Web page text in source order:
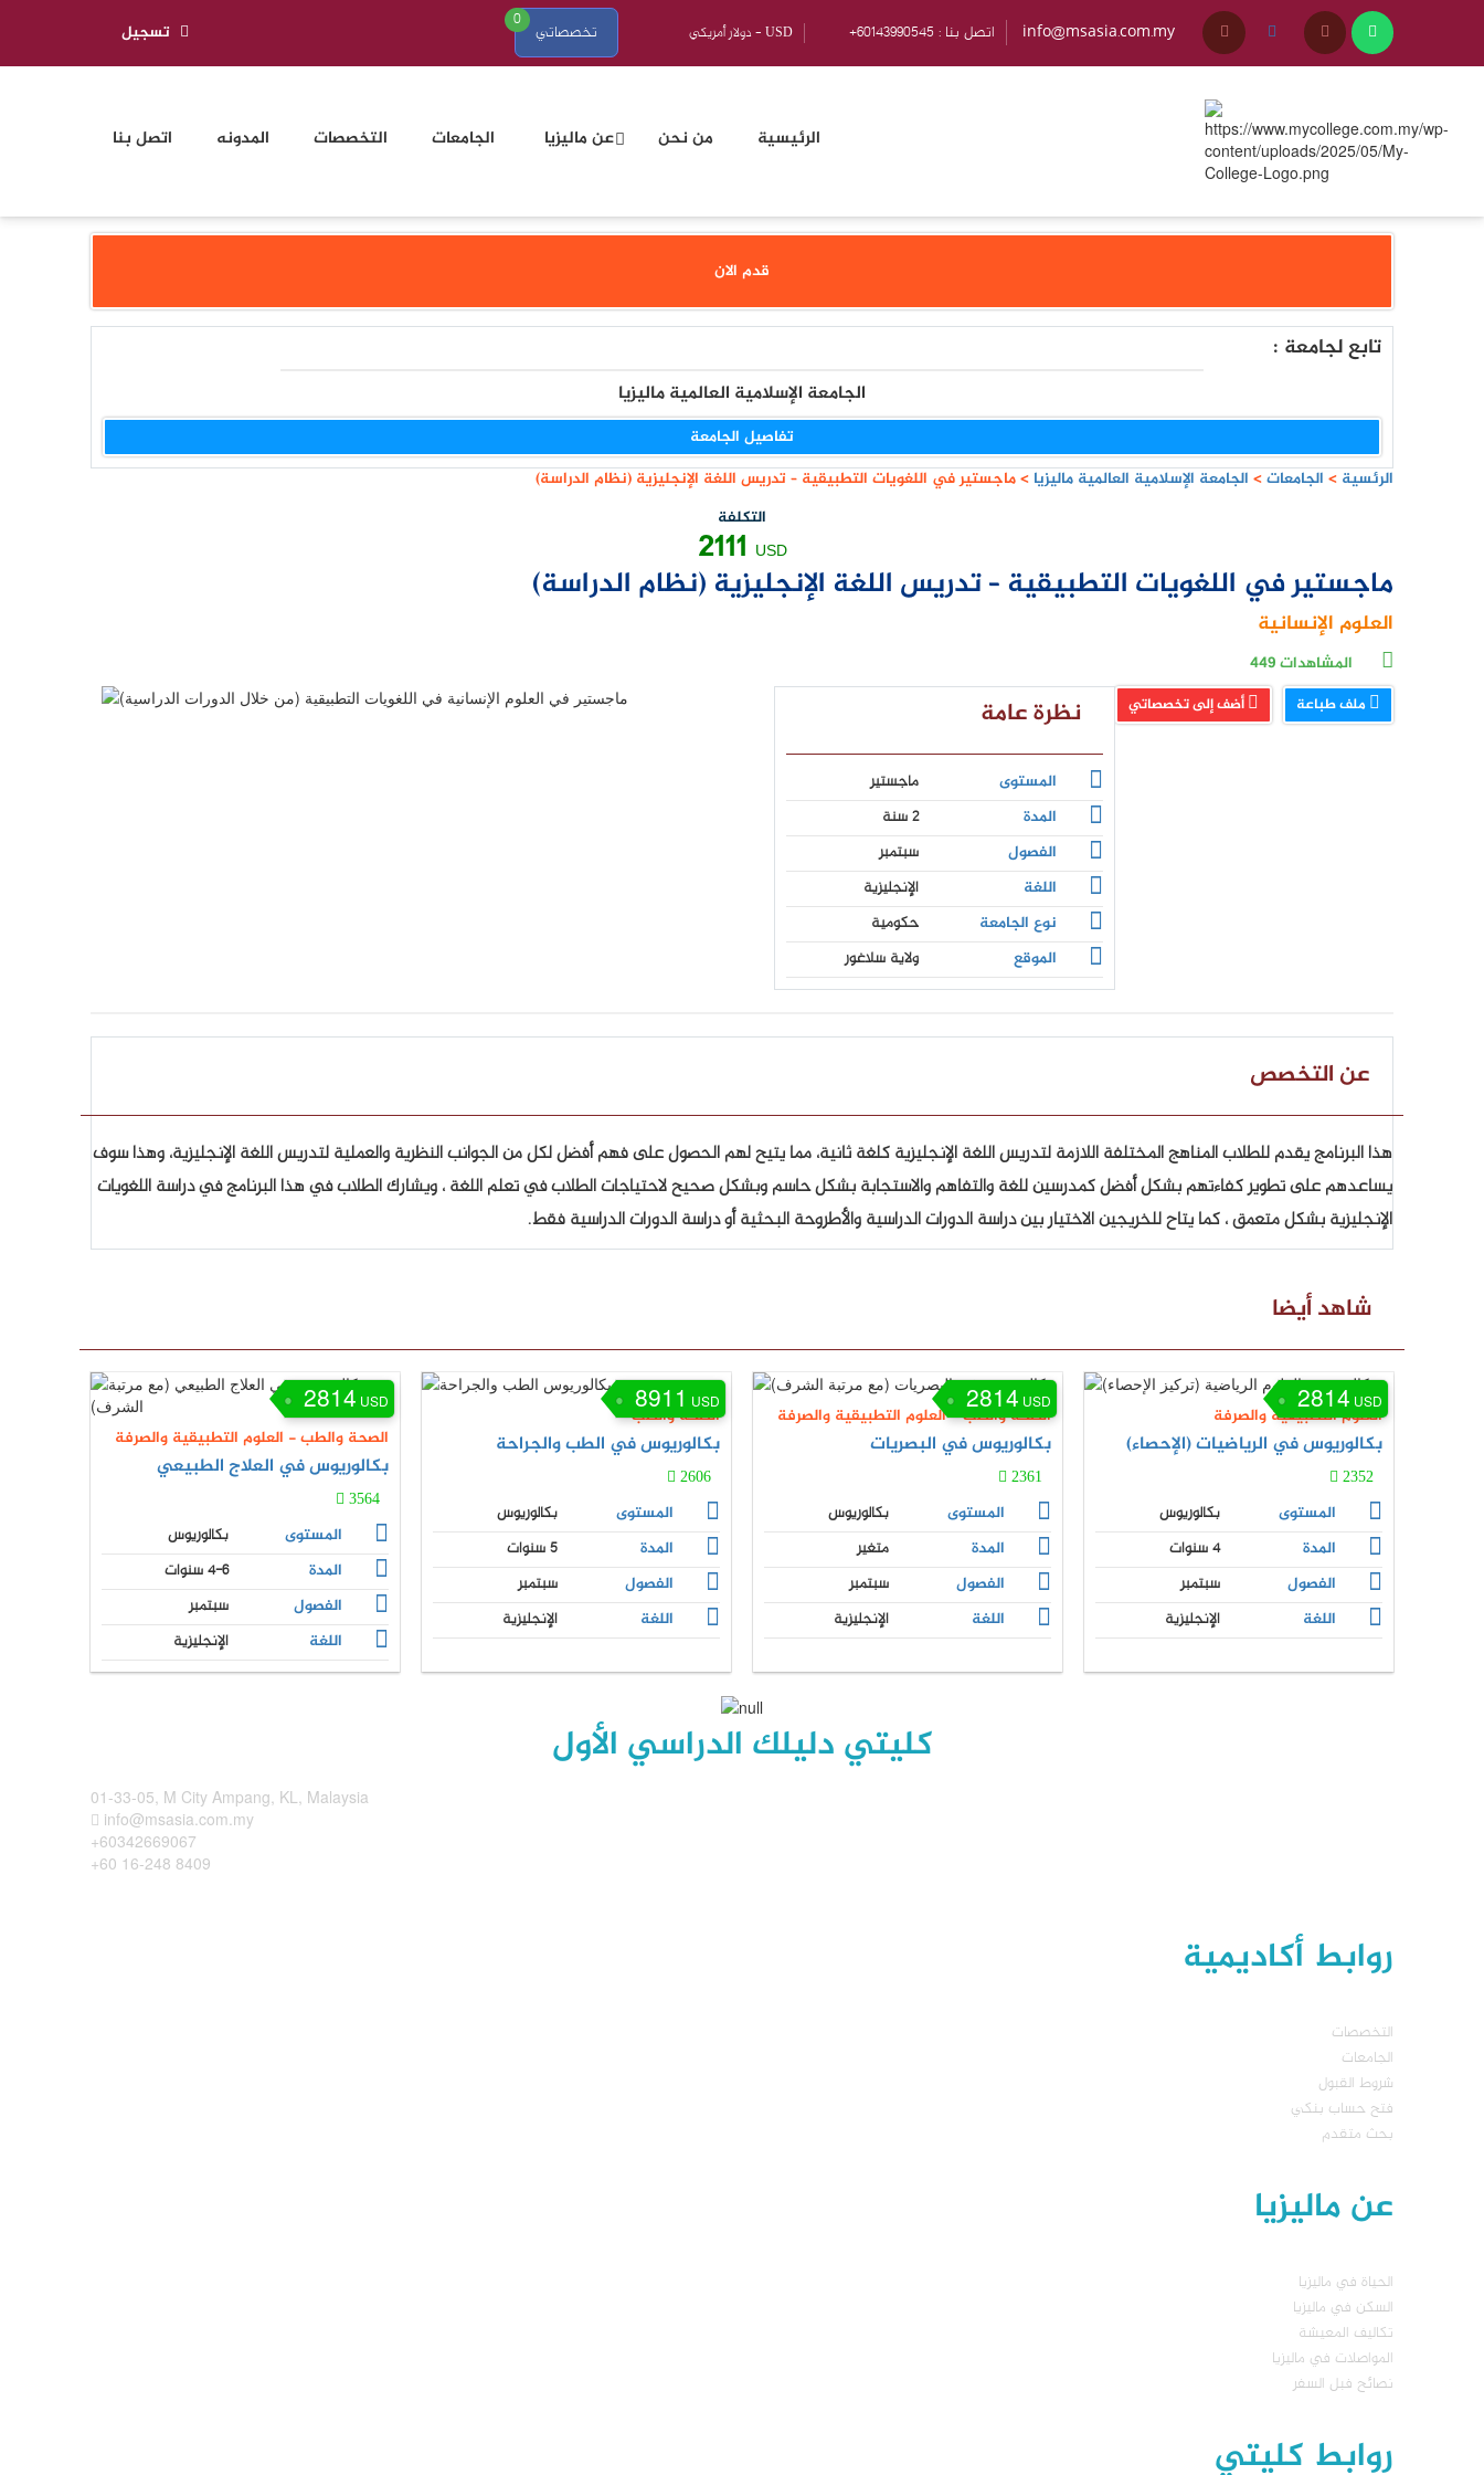
تخصصاتي
0
+60143990545 : اتصل بنا info@msasia.com.my تسجيل
الرئيسية من نحن عن ماليزيا الجامعات التخصصات المدونه اتصل بنا
قدم الان
تابع لجامعة :
الجامعة الإسلامية العالمية ماليزيا
تفاصيل الجامعة
الرئسية > الجامعات> الجامعة الإسلامية العالمية ماليزيا >ماجستير في اللغويات التطبيقية – تدريس اللغة الإنجليزية (نظام الدراسة)
التكلفة
2111 USD
ماجستير في اللغويات التطبيقية – تدريس اللغة الإنجليزية (نظام الدراسة)
العلوم الإنسانية
المشاهدات449
ملف طباعة أضف إلى تخصصاتي نظرة عامة
المستوى
ماجستير
المدة
2 سنة
الفصول
سبتمبر
اللغة
الإنجليزية
نوع الجامعة
حكومية
الموقع
ولاية سلاغور
عن التخصص
هذا البرنامج يقدم للطلاب المناهج المختلفة اللازمة لتدريس اللغة الإنجليزية كلغة ثانية، مما يتيح لهم الحصول على فهم أفضل لكل من الجوانب النظرية والعملية لتدريس اللغة الإنجليزية، وهذا سوف
يساعدهم على تطوير كفاءتهم بشكل أفضل كمدرسين للغة والتفاهم والاستجابة بشكل حاسم وبشكل صحيح لاحتياجات الطلاب في تعلم اللغة ، ويشارك الطلاب في هذا البرنامج في دراسة اللغويات
الإنجليزية بشكل متعمق ، كما يتاح للخريجين الاختيار بين دراسة الدورات الدراسية والأطروحة البحثية أو دراسة الدورات الدراسية فقط.
شاهد أيضا
2814 USD
الصحة والطب- العلوم التطبيقية والصرفة
بكالوريوس في العلاج الطبيعي
3564
المستوى
بكالوريوس
المدة
4-6 سنوات
الفصول
سبتمبر
اللغة
الإنجليزية
8911 USD
الصحة والطب
بكالوريوس في الطب والجراحة
2606
المستوى
بكالوريوس
المدة
5 سنوات
الفصول
سبتمبر
اللغة
الإنجليزية
2814 USD
الصحة والطب-العلوم التطبيقية والصرفة
بكالوريوس في البصريات
2361
المستوى
بكالوريوس
المدة
متغير
الفصول
سبتمبر
اللغة
الإنجليزية
2814 USD
العلوم التطبيقية والصرفة
بكالوريوس في الرياضيات (الإحصاء)
2352
المستوى
بكالوريوس
المدة
4 سنوات
الفصول
سبتمبر
اللغة
الإنجليزية
كليتي دليلك الدراسي الأول
01-33-05, M City Ampang, KL, Malaysia
info@msasia.com.my
+60342669067
+60 16-248 8409
روابط أكاديمية
التخصصات
الجامعات
شروط القبول
فتح حساب بنكي
بحث متقدم
عن ماليزيا
الحياة في ماليزيا
السكن في ماليزيا
تكاليف المعيشة
المواصلات في ماليزيا
نصائح فبل السفر
روابط كليتي